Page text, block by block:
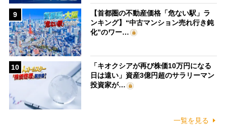
9
【首都圏の不動産価格「危ない駅」ラ
ンキング】“中古マンション売れ行き鈍
化”のワー…
10
「キオクシアが再び株価10万円になる
日は遠い」資産3億円超のサラリーマン
投資家が…
一覧を見る